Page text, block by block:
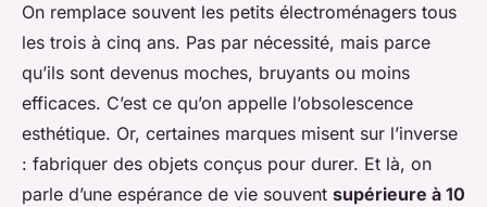
On remplace souvent les petits électroménagers tous
les trois à cinq ans. Pas par nécessité, mais parce
qu’ils sont devenus moches, bruyants ou moins
efficaces. C’est ce qu’on appelle l’obsolescence
esthétique. Or, certaines marques misent sur l’inverse
: fabriquer des objets conçus pour durer. Et là, on
parle d’une espérance de vie souvent supérieure à 10